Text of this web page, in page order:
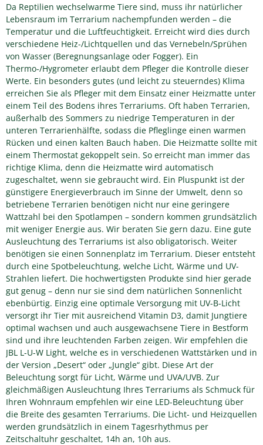
Da Reptilien wechselwarme Tiere sind, muss ihr natürlicher
Lebensraum im Terrarium nachempfunden werden – die
Temperatur und die Luftfeuchtigkeit. Erreicht wird dies durch
verschiedene Heiz-/Lichtquellen und das Vernebeln/Sprühen
von Wasser (Beregnungsanlage oder Fogger). Ein
Thermo-/Hygrometer erlaubt dem Pfleger die Kontrolle dieser
Werte. Ein besonders gutes (und leicht zu steuerndes) Klima
erreichen Sie als Pfleger mit dem Einsatz einer Heizmatte unter
einem Teil des Bodens ihres Terrariums. Oft haben Terrarien,
außerhalb des Sommers zu niedrige Temperaturen in der
unteren Terrarienhälfte, sodass die Pfleglinge einen warmen
Rücken und einen kalten Bauch haben. Die Heizmatte sollte mit
einem Thermostat gekoppelt sein. So erreicht man immer das
richtige Klima, denn die Heizmatte wird automatisch
zugeschaltet, wenn sie gebraucht wird. Ein Pluspunkt ist der
günstigere Energieverbrauch im Sinne der Umwelt, denn so
betriebene Terrarien benötigen nicht nur eine geringere
Wattzahl bei den Spotlampen – sondern kommen grundsätzlich
mit weniger Energie aus. Wir beraten Sie gern dazu. Eine gute
Ausleuchtung des Terrariums ist also obligatorisch. Weiter
benötigen sie einen Sonnenplatz im Terrarium. Dieser entsteht
durch eine Spotbeleuchtung, welche Licht, Wärme und UV-
Strahlen liefert. Die hochwertigsten Produkte sind hier gerade
gut genug – denn nur sie sind dem natürlichen Sonnenlicht
ebenbürtig. Einzig eine optimale Versorgung mit UV-B-Licht
versorgt ihr Tier mit ausreichend Vitamin D3, damit Jungtiere
optimal wachsen und auch ausgewachsene Tiere in Bestform
sind und ihre leuchtenden Farben zeigen. Wir empfehlen die
JBL L-U-W Light, welche es in verschiedenen Wattstärken und in
der Version „Desert“ oder „Jungle“ gibt. Diese Art der
Beleuchtung sorgt für Licht, Wärme und UVA/UVB. Zur
gleichmäßigen Ausleuchtung Ihres Terrariums als Schmuck für
Ihren Wohnraum empfehlen wir eine LED-Beleuchtung über
die Breite des gesamten Terrariums. Die Licht- und Heizquellen
werden grundsätzlich in einem Tagesrhythmus per
Zeitschaltuhr geschaltet, 14h an, 10h aus.